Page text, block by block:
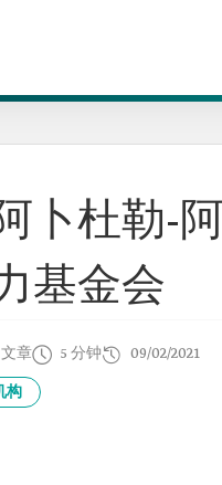
卜杜勒-
基金会
文章 5 分钟 09/02/2021
构